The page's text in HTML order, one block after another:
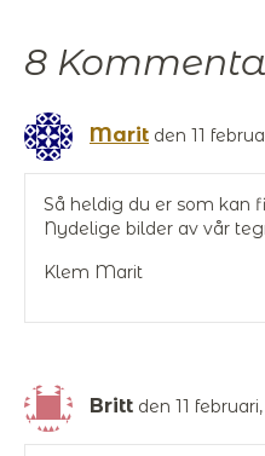
8
Marit den 11
Så heldig du er som kan
Nydelige bilder av vår
Klem Marit
Britt den 11